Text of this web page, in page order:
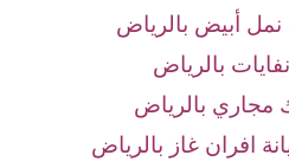
أبيض بالرياض
بالرياض
مجاري بالرياض
افران غاز بالرياض